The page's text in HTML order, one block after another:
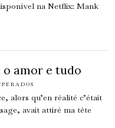
na Netflix: Mank
o amor e tudo
alors qu’en réalité c’était
avait attiré ma tête